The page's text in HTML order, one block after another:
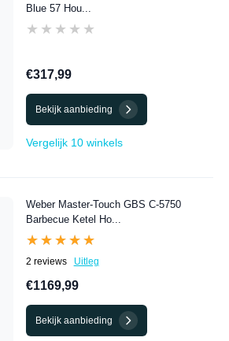
Blue 57 Hou...
★★★★★
★★★★★
€317,99
Bekijk aanbieding
Vergelijk 10 winkels
Weber Master-Touch GBS C-5750
Barbecue Ketel Ho...
★★★★★
★★★★★
2 reviews Uitleg
€1169,99
Bekijk aanbieding